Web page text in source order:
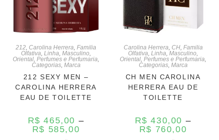
212, Carolina Herrera, Familia
Olfativa, Linha, Masculino,
Oriental, Perfumes e Perfumaria,
Categorias, Marca
212 SEXY MEN –
CAROLINA HERRERA
EAU DE TOILETTE
R$ 465,00 –
R$ 585,00
Carolina Herrera, CH, Familia
Olfativa, Linha, Masculino,
Oriental, Perfumes e Perfumaria,
Categorias, Marca
CH MEN CAROLINA
HERRERA EAU DE
TOILETTE
R$ 430,00 –
R$ 760,00